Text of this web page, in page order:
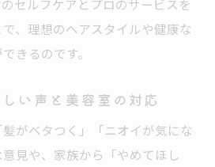
セルフケアとプロのサービスを
、理想のヘアスタイルや健康な
きるのです。
い声と美容室の対応
がベタつく」「ニオイが気にな
見や、家族から「やめてほし